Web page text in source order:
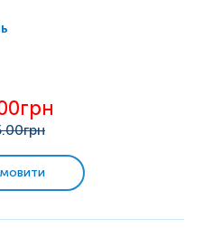
дихання
але надзвичайно
.00грн